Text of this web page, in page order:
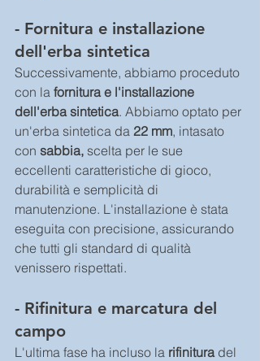
- Fornitura e installazione
dell'erba sintetica
Successivamente, abbiamo proceduto
con la fornitura e l'installazione
dell'erba sintetica. Abbiamo optato per
un'erba sintetica da 22 mm, intasato
con sabbia, scelta per le sue
eccellenti caratteristiche di gioco,
durabilità e semplicità di
manutenzione. L'installazione è stata
eseguita con precisione, assicurando
che tutti gli standard di qualità
venissero rispettati.
- Rifinitura e marcatura del
campo
L'ultima fase ha incluso la rifinitura del